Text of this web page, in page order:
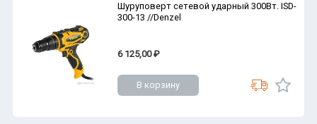
Шуруповерт сетевой ударный 300Вт. ISD-
300-13 //Denzel
6 125,00 ₽
В корзину